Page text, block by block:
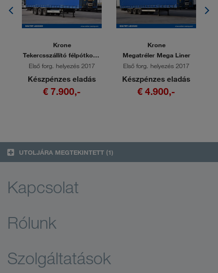
Krone
Tekercsszállító félpótkocsi
Coil Liner
Első forg. helyezés 2017
Készpénzes eladás
€ 7.900,-
Krone
Megatréler Mega Liner
Első forg. helyezés 2017
Készpénzes eladás
€ 4.900,-
UTOLJÁRA MEGTEKINTETT (1)
Kapcsolat
Rólunk
Szolgáltatások